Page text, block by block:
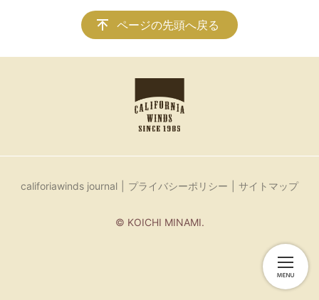
ページの先頭へ戻る
califoriawinds journal プライバシーポリシー サイトマップ
© KOICHI MINAMI.